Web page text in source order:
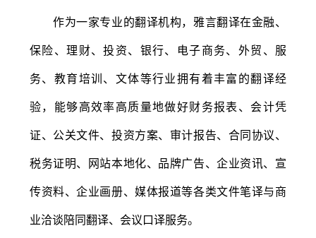
作为一家专业的翻译机构，雅言翻译在金融、
保险、理财、投资、银行、电子商务、外贸、服
务、教育培训、文体等行业拥有着丰富的翻译经
验，能够高效率高质量地做好财务报表、会计凭
证、公关文件、投资方案、审计报告、合同协议、
税务证明、网站本地化、品牌广告、企业资讯、宣
传资料、企业画册、媒体报道等各类文件笔译与商
业洽谈陪同翻译、会议口译服务。